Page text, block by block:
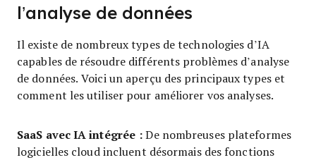
l’analyse de données
Il existe de nombreux types de technologies d’IA
capables de résoudre différents problèmes d’analyse
de données. Voici un aperçu des principaux types et
comment les utiliser pour améliorer vos analyses.
SaaS avec IA intégrée :De nombreuses plateformes
logicielles cloud incluent désormais des fonctions